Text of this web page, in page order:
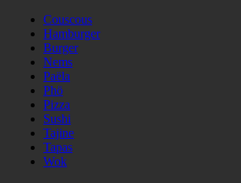
Couscous
Hamburger
Burger
Nems
Paëla
Phö
Pizza
Sushi
Tajine
Tapas
Wok